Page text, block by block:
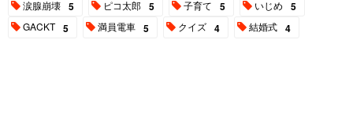
涙腺崩壊 5 ピコ太郎 5 子育て 5 いじめ 5
GACKT 5 満員電車 5 クイズ 4 結婚式 4